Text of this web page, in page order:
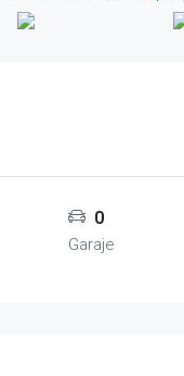
0
Garaje